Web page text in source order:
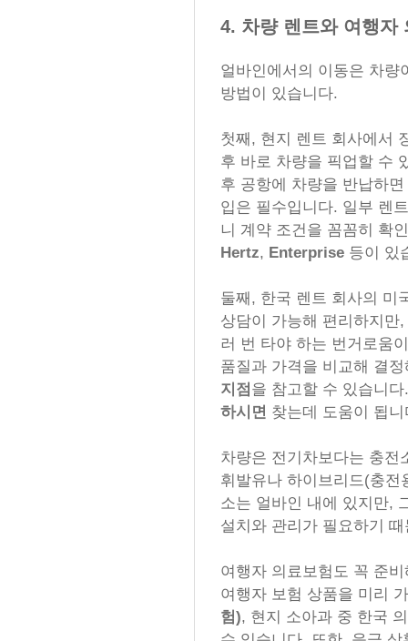
4. 차량 렌트와 여행자
얼바인에서의 이동은 차량
방법이 있습니다.
첫째, 현지 렌트 회사에서
후 바로 차량을 픽업할 수
후 공항에 차량을 반납하
입은 필수입니다. 일부 렌
니 계약 조건을 꼼꼼히 확
Hertz, Enterprise 등이 있
둘째, 한국 렌트 회사의 미
상담이 가능해 편리하지만
러 번 타야 하는 번거로움
품질과 가격을 비교해 결
지점 을 참고할 수 있습니
하시면 찾는데 도움이 됩니
차량은 전기차보다는 충전
휘발유나 하이브리드(충
소는 얼바인 내에 있지만,
설치와 관리가 필요하기
여행자 의료보험도 꼭 준
여행자 보험 상품을 미리
험), 현지 소아과 중 한국